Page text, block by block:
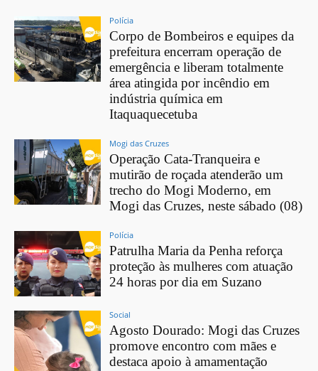
Polícia
Corpo de Bombeiros e equipes da
prefeitura encerram operação de
emergência e liberam totalmente
área atingida por incêndio em
indústria química em
Itaquaquecetuba
Mogi das Cruzes
Operação Cata-Tranqueira e
mutirão de roçada atenderão um
trecho do Mogi Moderno, em
Mogi das Cruzes, neste sábado (08)
Polícia
Patrulha Maria da Penha reforça
proteção às mulheres com atuação
24 horas por dia em Suzano
Social
Agosto Dourado: Mogi das Cruzes
promove encontro com mães e
destaca apoio à amamentação